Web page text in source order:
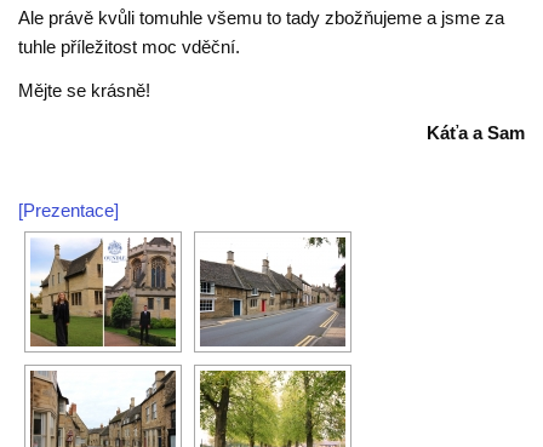
Ale právě kvůli tomuhle všemu to tady zbožňujeme a jsme za
tuhle příležitost moc vděční.
Mějte se krásně!
Káťa a Sam
[Prezentace]